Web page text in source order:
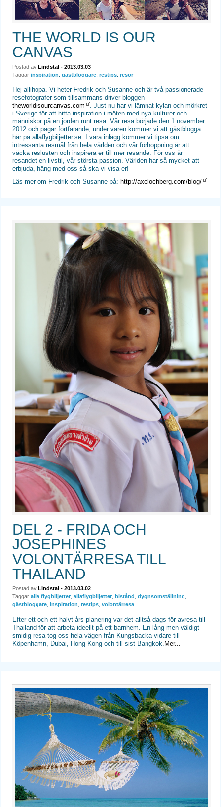
THE WORLD IS OUR
CANVAS
Postad avLindstal - 2013.03.03
Taggar inspiration ,gästbloggare ,restips ,resor
Hej allihopa. Vi heter Fredrik och Susanne och är två passionerade
resefotografer som tillsammans driver bloggen
theworldisourcanvas.com
. Just nu har vi lämnat kylan och mörkret
i Sverige för att hitta inspiration i möten med nya kulturer och
människor på en jorden runt resa. Vår resa började den 1 november
2012 och pågår fortfarande, under våren kommer vi att gästblogga
här på allaflygbiljetter.se. I våra inlägg kommer vi tipsa om
intressanta resmål från hela världen och vår förhoppning är att
väcka reslusten och inspirera er till mer resande. För oss är
resandet en livstil, vår största passion. Världen har så mycket att
erbjuda, häng med oss så ska vi visa er!
Läs mer om Fredrik och Susanne på: http://axelochberg.com/blog/
DEL 2 - FRIDA OCH
JOSEPHINES
VOLONTÄRRESA TILL
THAILAND
Postad avLindstal - 2013.03.02
Taggar alla flygbiljetter ,allaflygbiljetter ,bistånd ,dygnsomställning
gästbloggare ,inspiration ,restips ,volontärresa
Efter ett och ett halvt års planering var det alltså dags för avresa till
Thailand för att arbeta ideellt på ett barnhem. En lång men väldigt
smidig resa tog oss hela vägen från Kungsbacka vidare till
Köpenhamn, Dubai, Hong Kong och till sist Bangkok. Mer...